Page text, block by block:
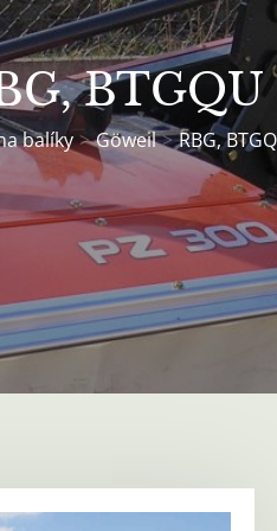
BTGQU
balíky Göweil RBG,